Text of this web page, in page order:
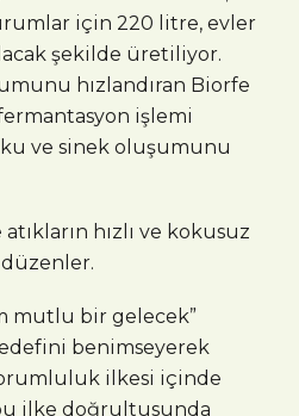
için 220 litre, evler
şekilde üretiliyor.
hızlandıran Biorfe
işlemi
ve sinek oluşumunu
hızlı ve kokusuz
düzenler.
mutlu bir gelecek”
benimseyerek
ilkesi içinde
ilke doğrultusunda